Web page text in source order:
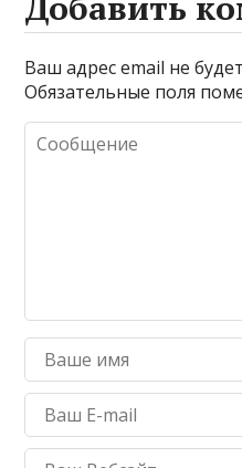
Ваш адрес email не
Обязательные поля